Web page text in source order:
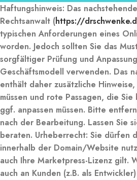
Haftungshinweis: Das
Rechtsanwalt (https://
typischen Anforderungen eines
worden. Jedoch sollten Sie das
sorgfältiger Prüfung und
Geschäftsmodell verwenden. Das
enthält daher zusätzliche
müssen und rote Passagen, die
ggf. anpassen müssen. Bitte
nach der Bearbeitung. Lassen Sie
beraten. Urheberrecht: Sie dürfen
innerhalb der Domain/Website
auch Ihre Marketpress-Lizenz gilt.
auch an Kunden (z.B. als